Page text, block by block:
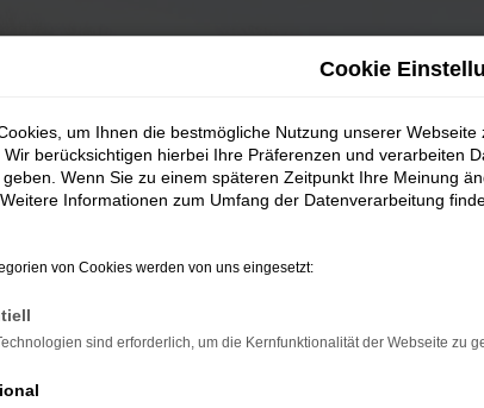
Cookie
um Ihnen die bestmögliche Nutzung unserer
berücksichtigen hierbei Ihre Präferenzen und verarbeiten
geben. Wenn Sie zu einem späteren Zeitpunkt Ihre Meinung
Informationen zum Umfang der Datenverarbeitung
von Cookies werden von uns eingesetzt:
sind erforderlich, um die Kernfunktionalität der Webseite zu